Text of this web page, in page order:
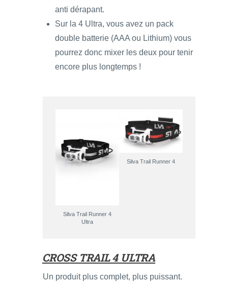
anti dérapant.
Sur la 4 Ultra, vous avez un pack
double batterie (AAA ou Lithium) vous
pourrez donc mixer les deux pour tenir
encore plus longtemps !
Silva Trail Runner 4
Ultra
Silva Trail Runner 4
CROSS TRAIL 4 ULTRA
Un produit plus complet, plus puissant.